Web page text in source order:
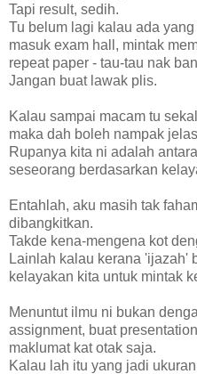
Tapi result, sedih.
Tu belum lagi kalau ada
masuk exam hall, mintak
repeat paper - tau-tau nak
Jangan buat lawak plis.
Kalau sampai macam tu
maka dah boleh nampak
Rupanya kita ni adalah
seseorang berdasarkan
Entahlah, aku masih tak
dibangkitkan.
Takde kena-mengena kot
Lainlah kalau kerana 'ijazah'
kelayakan kita untuk mintak
Menuntut ilmu ni bukan
assignment, buat
maklumat kat otak saja.
Kalau lah itu yang jadi